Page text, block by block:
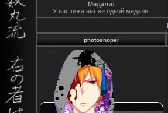
Медали:
У вас пока нет ни одной медали.
_photoshoper_